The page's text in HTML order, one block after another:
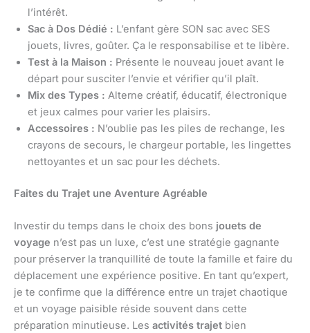
l’intérêt.
Sac à Dos Dédié : L’enfant gère SON sac avec SES
jouets, livres, goûter. Ça le responsabilise et te libère.
Test à la Maison : Présente le nouveau jouet avant le
départ pour susciter l’envie et vérifier qu’il plaît.
Mix des Types : Alterne créatif, éducatif, électronique
et jeux calmes pour varier les plaisirs.
Accessoires : N’oublie pas les piles de rechange, les
crayons de secours, le chargeur portable, les lingettes
nettoyantes et un sac pour les déchets.
Faites du Trajet une Aventure Agréable
Investir du temps dans le choix des bons jouets de
voyage n’est pas un luxe, c’est une stratégie gagnante
pour préserver la tranquillité de toute la famille et faire du
déplacement une expérience positive. En tant qu’expert,
je te confirme que la différence entre un trajet chaotique
et un voyage paisible réside souvent dans cette
préparation minutieuse. Les activités trajet bien